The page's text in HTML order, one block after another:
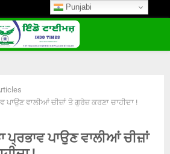
ਪਾਉਣ ਵਾਲੀਆਂ ਚੀਜ਼ਾਂ ਤੋ ਗੁਰੇਜ਼ ਕਰਣਾ ਚਾਹੀਦਾ !
ਪ੍ਰਭਾਵ ਪਾਉਣ ਵਾਲੀਆਂ ਚੀਜ਼ਾਂ
Punjabi